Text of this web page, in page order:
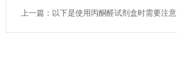
上一篇： 以下是使用丙酮醛试剂盒时需要注意的事项